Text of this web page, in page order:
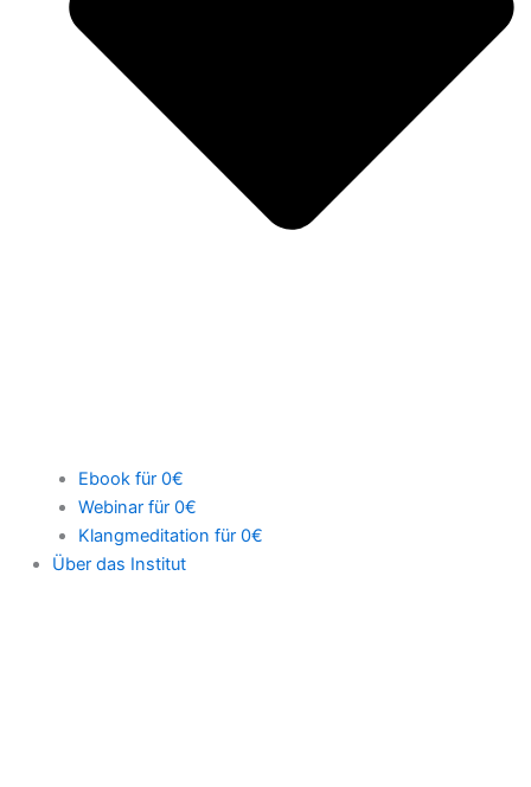
Ebook für 0€
Webinar für 0€
Klangmeditation für 0€
Über das Institut